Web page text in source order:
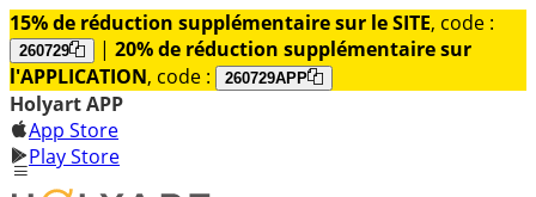
15% de réduction supplémentaire sur le SITE, code :
260729 | 20% de réduction supplémentaire sur
l'APPLICATION, code : 260729APP
Holyart APP
App Store
Play Store